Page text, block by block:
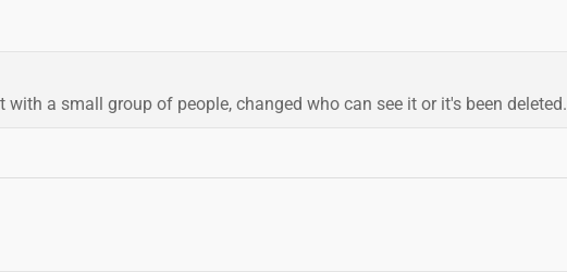
a small group of people, changed who can see it or it's been deleted.